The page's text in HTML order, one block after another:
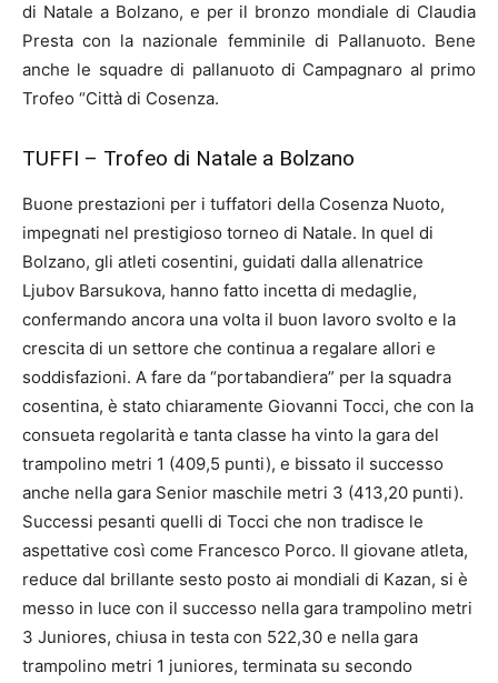
di Natale a Bolzano, e per il bronzo mondiale di Claudia
Presta con la nazionale femminile di Pallanuoto. Bene
anche le squadre di pallanuoto di Campagnaro al primo
Trofeo “Città di Cosenza.
TUFFI – Trofeo di Natale a Bolzano
Buone prestazioni per i tuffatori della Cosenza Nuoto,
impegnati nel prestigioso torneo di Natale. In quel di
Bolzano, gli atleti cosentini, guidati dalla allenatrice
Ljubov Barsukova, hanno fatto incetta di medaglie,
confermando ancora una volta il buon lavoro svolto e la
crescita di un settore che continua a regalare allori e
soddisfazioni. A fare da “portabandiera” per la squadra
cosentina, è stato chiaramente Giovanni Tocci, che con la
consueta regolarità e tanta classe ha vinto la gara del
trampolino metri 1 (409,5 punti), e bissato il successo
anche nella gara Senior maschile metri 3 (413,20 punti).
Successi pesanti quelli di Tocci che non tradisce le
aspettative così come Francesco Porco. Il giovane atleta,
reduce dal brillante sesto posto ai mondiali di Kazan, si è
messo in luce con il successo nella gara trampolino metri
3 Juniores, chiusa in testa con 522,30 e nella gara
trampolino metri 1 juniores, terminata su secondo